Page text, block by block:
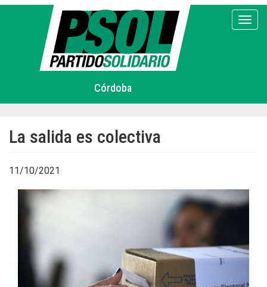
Pasar
Córdoba
La salida es colectiva
11/10/2021